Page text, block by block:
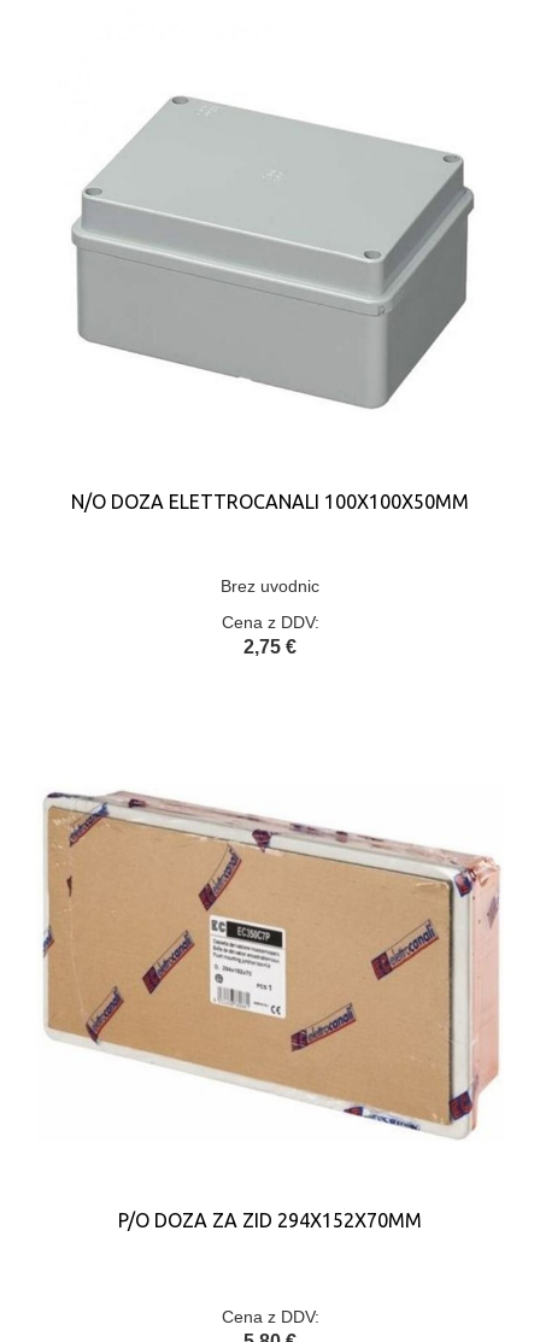
N/O DOZA ELETTROCANALI 100X100X50MM
Brez uvodnic
Cena z DDV:
2,75 €
P/O DOZA ZA ZID 294X152X70MM
Cena z DDV: